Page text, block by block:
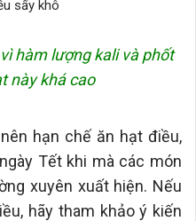
hàm lượng kali và phốt
này khá cao
hạn chế ăn hạt điều,
Tết khi mà các món
xuyên xuất hiện. Nếu
hãy tham khảo ý kiến